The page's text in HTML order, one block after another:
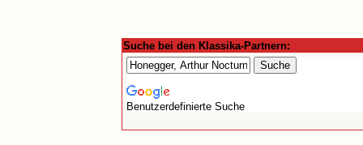
Suche bei den Klassika-Partnern:
Benutzerdefinierte Suche